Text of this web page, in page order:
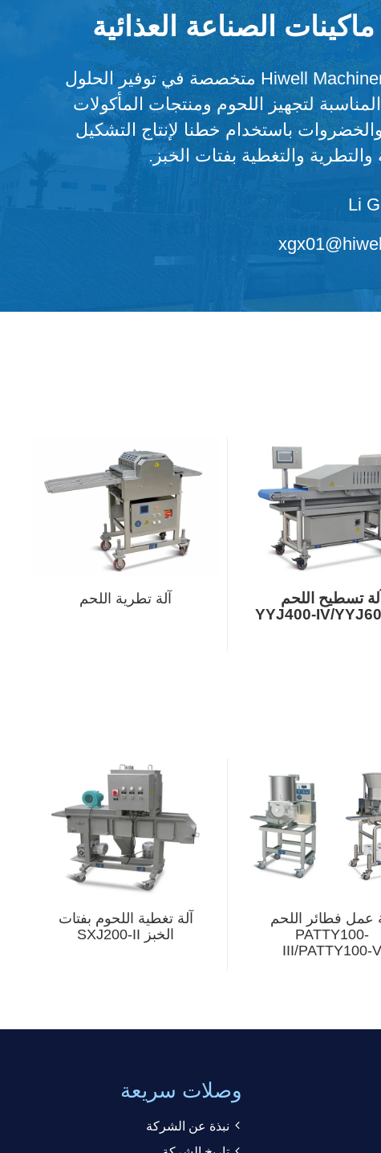
الصناعة العذائية
شركة Hiwell Machinery متخصصة في توفير الحلول
المناسبة لتجهيز اللحوم ومنتجات المأكولات
والخضروات باستخدام خطنا لإنتاج التشكيل
والتطرية والتغطية بفتات الخبز.
Li
آلة تسطيح اللحم
YYJ400-IV/
آلة تطرية اللحم
عمل فطائر اللحم
PATTY100-
III/PATTY100-V
آلة تغطية اللحوم بفتات
الخبز SXJ200-II
وصلات سريعة
نبذة عن الشركة